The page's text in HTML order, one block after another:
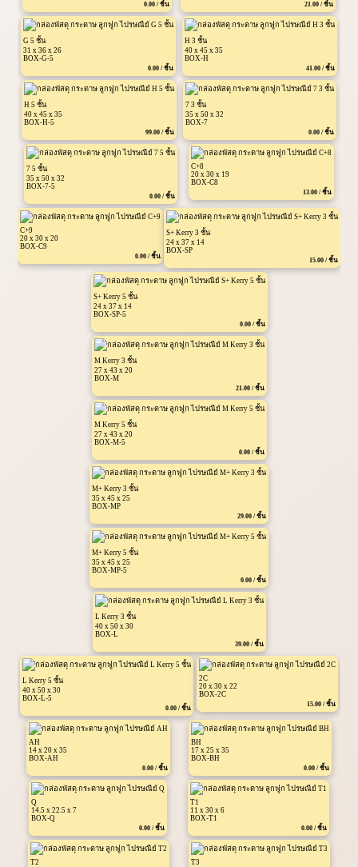
0.00 / ชิ้น 21.00 / ชิ้น
G 5 ชั้น
31 x 36 x 26
BOX-G-5
0.00 / ชิ้น
H 3 ชั้น
40 x 45 x 35
BOX-H
41.00 / ชิ้น
H 5 ชั้น
40 x 45 x 35
BOX-H-5
99.00 / ชิ้น
7 3 ชั้น
35 x 50 x 32
BOX-7
0.00 / ชิ้น
7 5 ชั้น
35 x 50 x 32
BOX-7-5
0.00 / ชิ้น
C+8
20 x 30 x 19
BOX-C8
13.00 / ชิ้น
C+9
20 x 30 x 20
BOX-C9
0.00 / ชิ้น
S+ Kerry 3 ชั้น
24 x 37 x 14
BOX-SP
15.00 / ชิ้น
S+ Kerry 5 ชั้น
24 x 37 x 14
BOX-SP-5
0.00 / ชิ้น
M Kerry 3 ชั้น
27 x 43 x 20
BOX-M
21.00 / ชิ้น
M Kerry 5 ชั้น
27 x 43 x 20
BOX-M-5
0.00 / ชิ้น
M+ Kerry 3 ชั้น
35 x 45 x 25
BOX-MP
29.00 / ชิ้น
M+ Kerry 5 ชั้น
35 x 45 x 25
BOX-MP-5
0.00 / ชิ้น
L Kerry 3 ชั้น
40 x 50 x 30
BOX-L
39.00 / ชิ้น
L Kerry 5 ชั้น
40 x 50 x 30
BOX-L-5
0.00 / ชิ้น
2C
20 x 30 x 22
BOX-2C
15.00 / ชิ้น
AH
14 x 20 x 35
BOX-AH
0.00 / ชิ้น
BH
17 x 25 x 35
BOX-BH
0.00 / ชิ้น
Q
14.5 x 22.5 x 7
BOX-Q
0.00 / ชิ้น
T1
11 x 30 x 6
BOX-T1
0.00 / ชิ้น
T2
T3